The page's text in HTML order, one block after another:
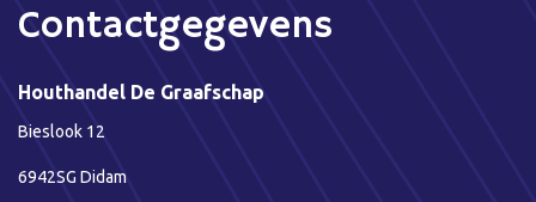
Contactgegevens
Houthandel De Graafschap
Bieslook 12
6942SG Didam